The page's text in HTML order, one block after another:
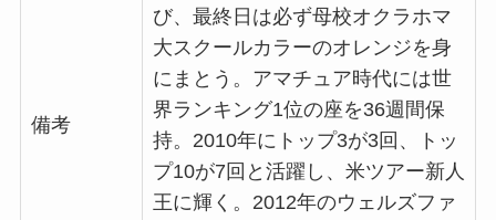
備考
び、最終日は必ず母校オクラホマ
大スクールカラーのオレンジを身
にまとう。アマチュア時代には世
界ランキング1位の座を36週間保
持。2010年にトップ3が3回、トッ
プ10が7回と活躍し、米ツアー新人
王に輝く。2012年のウェルズファ